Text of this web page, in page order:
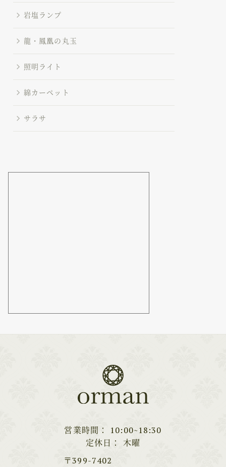
岩塩ランプ
龍・鳳凰の丸玉
照明ライト
綿カーペット
サラサ
営業時間
10:00~18:30
定休日
木曜
〒399-7402